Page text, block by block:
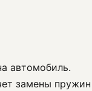
автомобиль.
замены